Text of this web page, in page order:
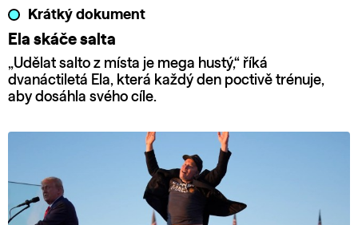
Krátký dokument
Ela skáče salta
„Udělat salto z místa je mega hustý,“ říká
dvanáctiletá Ela, která každý den poctivě trénuje,
aby dosáhla svého cíle.